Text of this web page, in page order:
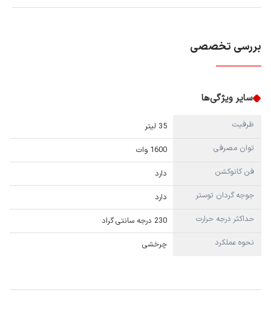
بررسی تخصصی
سایر ویژگی‌ها
ظرفیت
35 لیتر
توان مصرفی
1600 وات
فن کانوکشن
دارد
جوجه گردان توستر
دارد
حداکثر درجه حرارت
230 درجه سانتی گراد
نحوه عملکرد
چرخشی